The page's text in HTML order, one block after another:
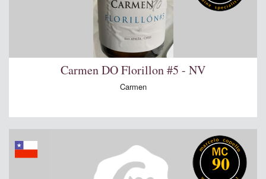
Carmen DO Florillon #5 - NV
Carmen
90